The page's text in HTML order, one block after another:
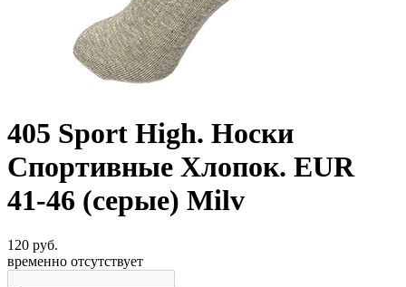
405 Sport High. Носки
Спортивные Хлопок. EUR
41-46 (серые) Milv
120 руб.
временно отсутствует